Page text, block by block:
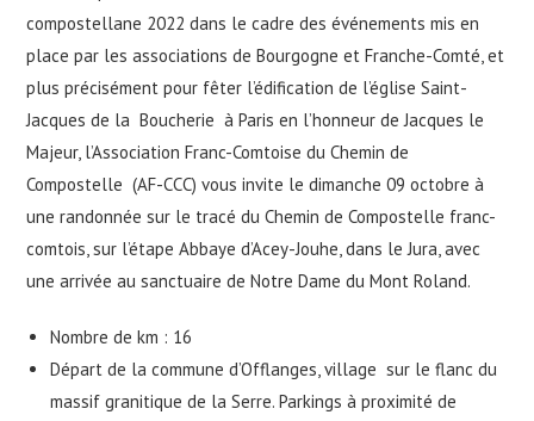
compostellane 2022 dans le cadre des événements mis en
place par les associations de Bourgogne et Franche-Comté, et
plus précisément pour fêter l’édification de l’église Saint-
Jacques de la Boucherie à Paris en l’honneur de Jacques le
Majeur, l’Association Franc-Comtoise du Chemin de
Compostelle (AF-CCC) vous invite le dimanche 09 octobre à
une randonnée sur le tracé du Chemin de Compostelle franc-
comtois, sur l’étape Abbaye d’Acey-Jouhe, dans le Jura, avec
une arrivée au sanctuaire de Notre Dame du Mont Roland.
Nombre de km : 16
Départ de la commune d’Offlanges, village sur le flanc du
massif granitique de la Serre. Parkings à proximité de